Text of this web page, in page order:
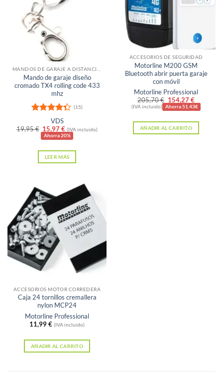
Sin existencias
MANDOS DE GARAJE A DISTANCIA PARA PUERTAS
Mando de garaje diseño
cromado TX4 rolling code 433
mhz
Valorado
con4.33
de 5
(15)
VDS
19,95€ El
precio
era:
19,95 €.
15,97€El
precio
es:
15,97 €.
(IVA incluido)
Ahorra 20%
LEER MÁS
ACCESORIOS DE SEGURIDAD
Motorline M200 GSM
Bluetooth abrir puerta garaje
con móvil
Motorline Professional
205,70€ El
precio
era:
205,70 €.
154,27€El
precio
es:
(IVA incluido) Ahorra 51.43€
AÑADIR AL CARRITO
ACCESORIOS MOTOR CORREDERA
Caja 24 tornillos cremallera
nylon MCP24
Motorline Professional
11,99€ (IVA incluido)
AÑADIR AL CARRITO